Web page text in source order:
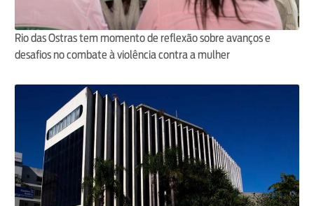
Rio das Ostras tem momento de reflexão sobre avanços e
desafios no combate à violência contra a mulher